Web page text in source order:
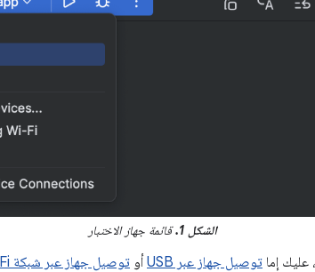
الشكل 1. قائمة جهاز الاختبار
عليك إما توصيل جهاز عبر USB أو توصيل جهاز عبر شبكة Wi-Fi